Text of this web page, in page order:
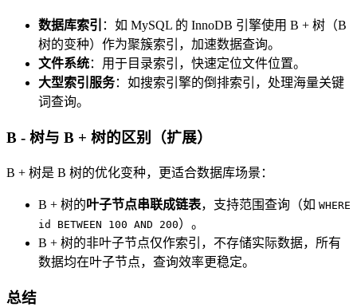
数据库索引 ：如 MySQL 的 InnoDB 引擎使用 B + 树（B
树的变种）作为聚簇索引，加速数据查询。
文件系统：用于目录索引，快速定位文件位置。
大型索引服务：如搜索引擎的倒排索引，处理海量关键
词查询。
B - 树与 B + 树的区别（扩展）
B + 树是 B 树的优化变种，更适合数据库场景：
B + 树的叶子节点串联成链表，支持范围查询（如 WHERE
id BETWEEN 100 AND 200）。
B + 树的非叶子节点仅作索引，不存储实际数据，所有
数据均在叶子节点，查询效率更稳定。
总结